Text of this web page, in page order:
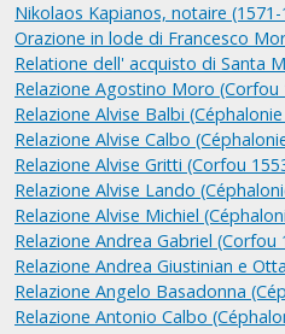
Nikolaos Kapianos, notaire (1571-
Orazione in lode di Francesco
Relatione dell' acquisto di Santa
Relazione Agostino Moro (Corfou
Relazione Alvise Balbi
Relazione Alvise Calbo
Relazione Alvise Gritti (Corfou
Relazione Alvise Lando
Relazione Alvise Michiel
Relazione Andrea Gabriel (Corfou
Relazione Andrea Giustinian e
Relazione Angelo Basadonna
Relazione Antonio Calbo